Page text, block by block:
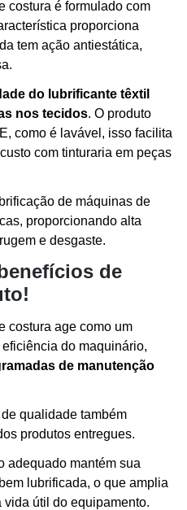
costura é formulado com
proporciona
tem ação antiestática,
do lubrificante têxtil
nos tecidos. O produto
como é lavável, isso facilita
com tinturaria em peças
de máquinas de
proporcionando alta
e desgaste.
de
costura age como um
do maquinário,
de manutenção
qualidade também
produtos entregues.
adequado mantém sua
lubrificada, o que amplia
útil do equipamento.